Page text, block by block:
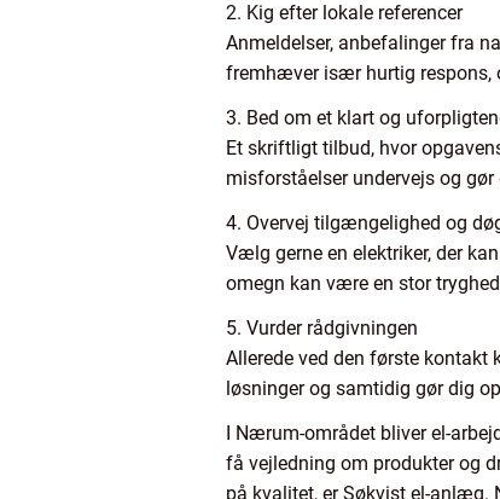
2. Kig efter lokale referencer
Anmeldelser, anbefalinger fra
fremhæver især hurtig respons,
3. Bed om et klart og
Et skriftligt tilbud, hvor
misforståelser undervejs og
4. Overvej tilgængelighed og
Vælg gerne en elektriker, der
omegn kan være en stor
5. Vurder rådgivningen
Allerede ved den første kontakt
løsninger og samtidig gør dig
I Nærum-området bliver el-
få vejledning om produkter og
på kvalitet, er Søkvist el-anlæg.